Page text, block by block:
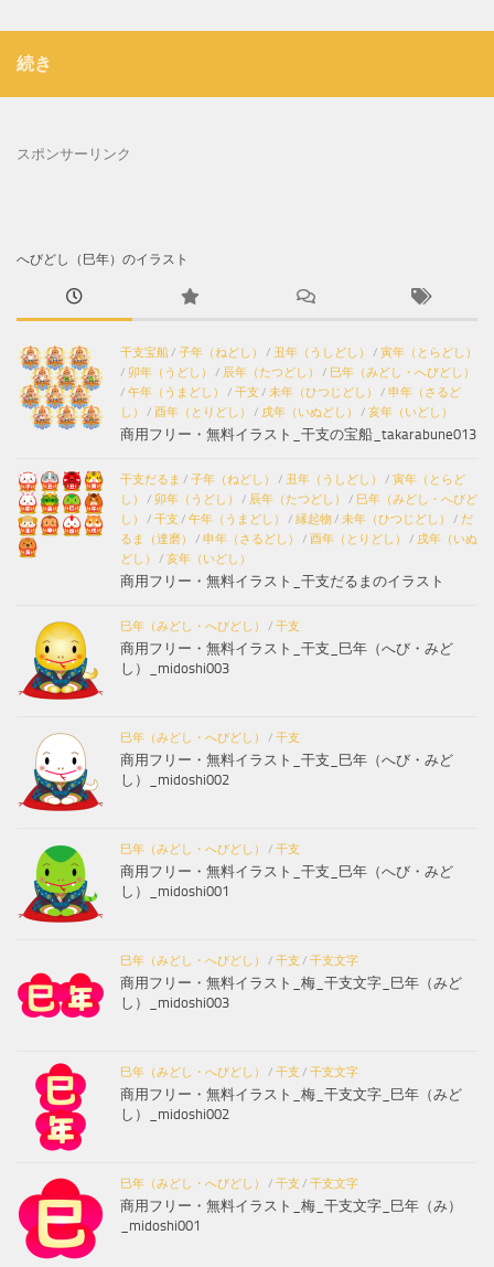
続き
スポンサーリンク
へびどし（巳年）のイラスト
干支宝船/ 子年（ねどし） / 丑年（うしどし） / 寅年（とらどし）
/ 卯年（うどし） / 辰年（たつどし） / 巳年（みどし・へびどし）
/ 午年（うまどし） / 干支 / 未年（ひつじどし） / 申年（さるど
し）
/ 酉年（とりどし） / 戌年（いぬどし） / 亥年（いどし）
商用フリー・無料イラスト_干支の宝船_takarabune013
干支だるま / 子年（ねどし） / 丑年（うしどし） / 寅年（とらど
し）
/ 卯年（うどし） / 辰年（たつどし） / 巳年（みどし・へびど
し）
/ 干支 / 午年（うまどし） / 縁起物/ 未年（ひつじどし） / だ
るま（達磨）
/ 申年（さるどし） / 酉年（とりどし） / 戌年（いぬ
どし）
/ 亥年（いどし）
商用フリー・無料イラスト_干支だるまのイラスト
巳年（みどし・へびどし） / 干支
商用フリー・無料イラスト_干支_巳年（へび・みど
し）_midoshi003
巳年（みどし・へびどし） / 干支
商用フリー・無料イラスト_干支_巳年（へび・みど
し）_midoshi002
巳年（みどし・へびどし） / 干支
商用フリー・無料イラスト_干支_巳年（へび・みど
し）_midoshi001
巳年（みどし・へびどし） / 干支 / 干支文字
商用フリー・無料イラスト_梅_干支文字_巳年（みど
し）_midoshi003
巳年（みどし・へびどし） / 干支 / 干支文字
商用フリー・無料イラスト_梅_干支文字_巳年（みど
し）_midoshi002
巳年（みどし・へびどし） / 干支 / 干支文字
商用フリー・無料イラスト_梅_干支文字_巳年（み）
_midoshi001